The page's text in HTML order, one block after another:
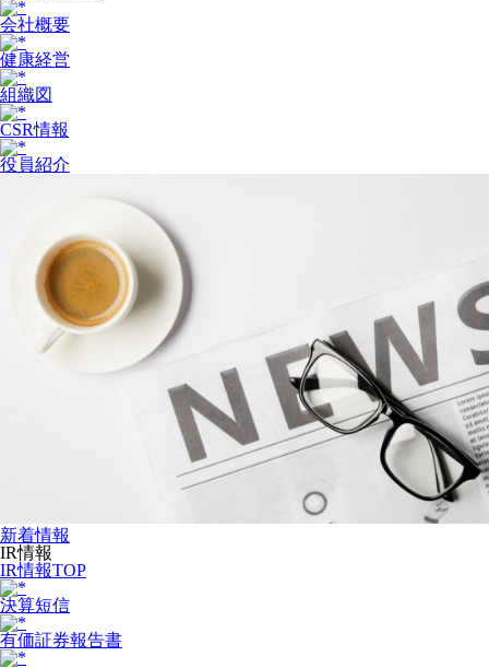
会社概要
健康経営
組織図
CSR情報
役員紹介
新着情報
IR情報
IR情報TOP
決算短信
有価証券報告書